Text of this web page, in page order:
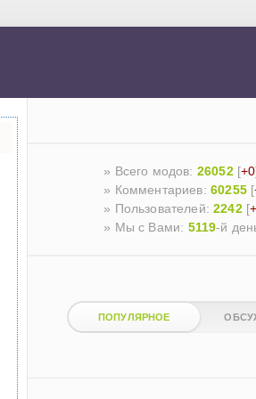
» Всего модов: 26052[+0
» Комментариев: 60255[
» Пользователей:2242[
» Мы с Вами: 5119-й
ПОПУЛЯРНОЕ